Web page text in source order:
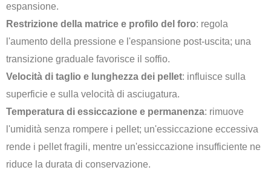
espansione.
Restrizione della matrice e profilo del foro: regola
l'aumento della pressione e l'espansione post-uscita; una
transizione graduale favorisce il soffio.
Velocità di taglio e lunghezza dei pellet: influisce sulla
superficie e sulla velocità di asciugatura.
Temperatura di essiccazione e permanenza: rimuove
l'umidità senza rompere i pellet; un'essiccazione eccessiva
rende i pellet fragili, mentre un'essiccazione insufficiente ne
riduce la durata di conservazione.